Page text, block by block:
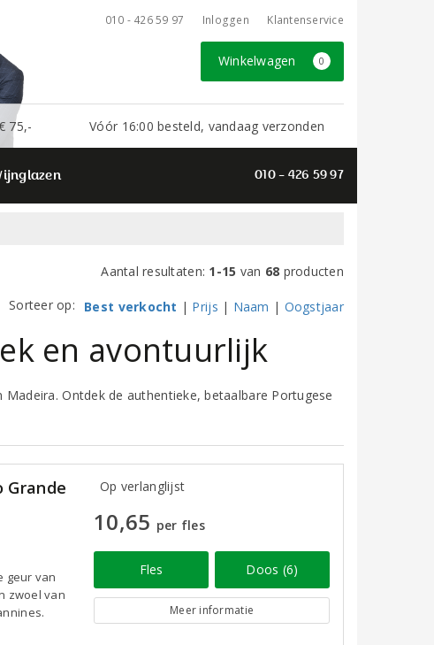
010 - 426 59 97 Inloggen Klantenservice
Winkelwagen 0
75,- Vóór 16:00 besteld, vandaag verzonden
010 - 426 59 97
Aantal resultaten: 1-15 van 68 producten
Sorteer op: Best verkocht | Prijs | Naam | Oogstjaar
en avontuurlijk
Ontdek de authentieke, betaalbare Portugese
Grande
geur van
zwoel van
Op verlanglijst
10,65 per fles
Fles Doos (6)
Meer informatie